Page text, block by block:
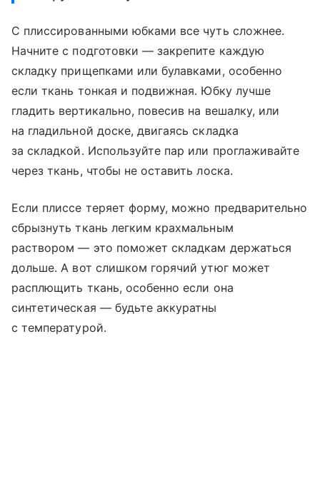
​С плиссированными юбками все чуть сложнее.
Начните с подготовки — закрепите каждую
складку прищепками или булавками, особенно
если ткань тонкая и подвижная. Юбку лучше
гладить вертикально, повесив на вешалку, или
на гладильной доске, двигаясь складка
за складкой. Используйте пар или проглаживайте
через ткань, чтобы не оставить лоска.
Если плиссе теряет форму, можно предварительно
сбрызнуть ткань легким крахмальным
раствором — это поможет складкам держаться
дольше. А вот слишком горячий утюг может
расплющить ткань, особенно если она
синтетическая — будьте аккуратны
с температурой.